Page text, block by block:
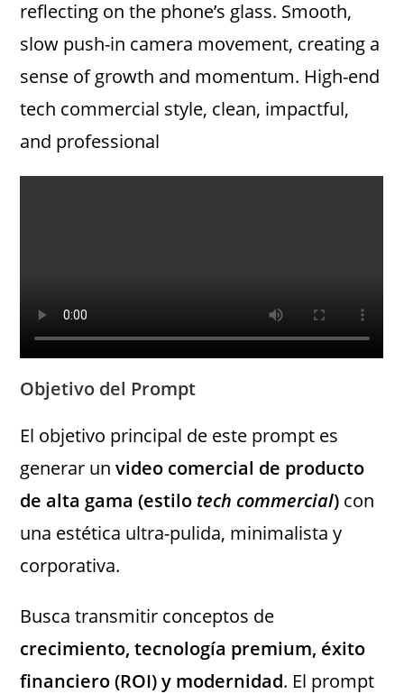
reflecting on the phone’s glass. Smooth,
slow push-in camera movement, creating a
sense of growth and momentum. High-end
tech commercial style, clean, impactful,
and professional
Objetivo del Prompt
El objetivo principal de este prompt es
generar unvideo comercial de producto
de alta gama (estilo tech commercial) con
una estética ultra-pulida, minimalista y
corporativa.
Busca transmitir conceptos de
crecimiento, tecnología premium, éxito
financiero (ROI) y modernidad. El prompt